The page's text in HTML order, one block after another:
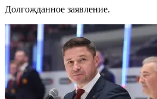
Долгожданное заявление.